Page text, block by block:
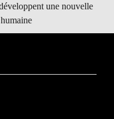
une nouvelle